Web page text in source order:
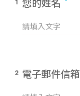
您的姓名
2 電子郵件信箱